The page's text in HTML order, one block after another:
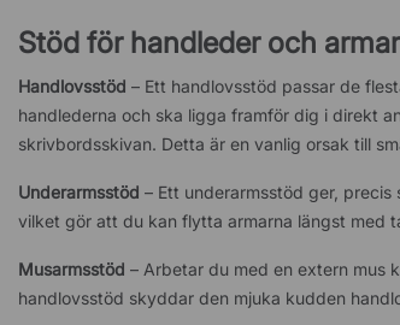
Stöd för handleder och
Handlovsstöd – Ett handlovsstöd passar de
handlederna och ska ligga framför dig i direkt
skrivbordsskivan. Detta är en vanlig orsak till
Underarmsstöd – Ett underarmsstöd ger,
vilket gör att du kan flytta armarna längst med
Musarmsstöd – Arbetar du med en extern mus
handlovsstöd skyddar den mjuka kudden